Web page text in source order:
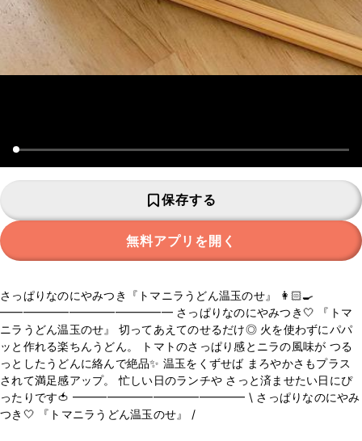
保存する
無料アプリを開く
さっぱりなのにやみつき『トマニラうどん温玉のせ』 👩🏻‍🍳
━━━━━━━━━━━━━━━ さっぱりなのにやみつき🤍 『トマ
ニラうどん温玉のせ』 切ってあえてのせるだけ◎ 火を使わずにパパ
ッと作れる楽ちんうどん。 トマトのさっぱり感とニラの風味が つる
っとしたうどんに絡んで絶品✨ 温玉をくずせば まろやかさもプラス
されて満足感アップ。 忙しい日のランチや さっと済ませたい日にぴ
ったりです🍅 ━━━━━━━━━━━━━━━ \ さっぱりなのにやみ
つき🤍 『トマニラうどん温玉のせ』 /